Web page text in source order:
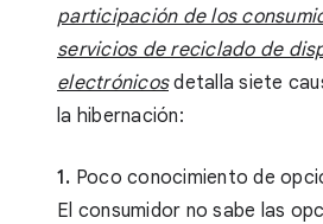
participación de los
servicios de reciclado de
electrónicosdetalla siete
la hibernación:
1. Poco conocimiento de
El consumidor no sabe las